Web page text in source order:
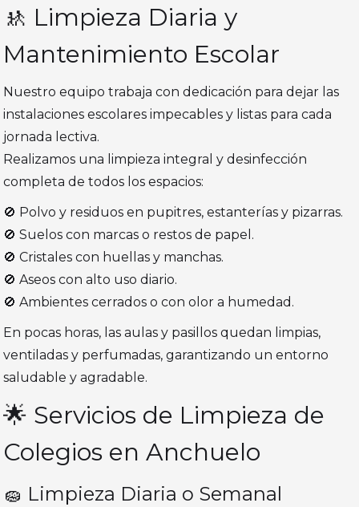
🚸 Limpieza Diaria y
Mantenimiento Escolar
Nuestro equipo trabaja con dedicación para dejar las
instalaciones escolares impecables y listas para cada
jornada lectiva.
Realizamos una limpieza integral y desinfección
completa de todos los espacios:
🚫 Polvo y residuos en pupitres, estanterías y pizarras.
🚫 Suelos con marcas o restos de papel.
🚫 Cristales con huellas y manchas.
🚫 Aseos con alto uso diario.
🚫 Ambientes cerrados o con olor a humedad.
En pocas horas, las aulas y pasillos quedan limpias,
ventiladas y perfumadas, garantizando un entorno
saludable y agradable.
🌟 Servicios de Limpieza de
Colegios en Anchuelo
🧽 Limpieza Diaria o Semanal